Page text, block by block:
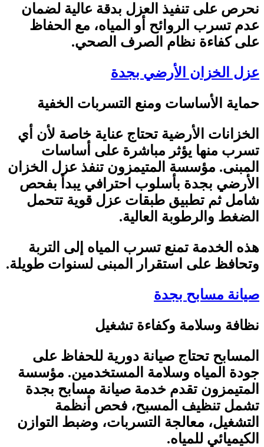
نحرص على تنفيذ العزل بدقة عالية لضمان
عدم تسرب الروائح أو المياه، مع الحفاظ
على كفاءة نظام الصرف الصحي.
عزل الخزان الأرضي بجدة
حماية الأساسات ومنع التسربات الخفية
الخزانات الأرضية تحتاج عناية خاصة لأن أي
تسرب منها يؤثر مباشرة على أساسات
المبنى. مؤسسة المتيمزون تنفذ عزل الخزان
الأرضي بجدة بأسلوب احترافي يبدأ بفحص
شامل ثم تطبيق طبقات عزل قوية تتحمل
الضغط والرطوبة العالية.
هذه الخدمة تمنع تسرب المياه إلى التربة
وتحافظ على استقرار المبنى لسنوات طويلة.
صيانة مسابح بجدة
نظافة وسلامة وكفاءة تشغيل
المسابح تحتاج صيانة دورية للحفاظ على
جودة المياه وسلامة المستخدمين. مؤسسة
المتيمزون تقدم خدمة صيانة مسابح بجدة
تشمل تنظيف المسبح، فحص أنظمة
التشغيل، معالجة التسربات، وضبط التوازن
الكيميائي للمياه.